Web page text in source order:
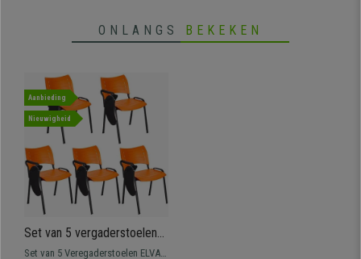
ONLANGS BEKEKEN
Aanbieding
Nieuwigheid
Set van 5 vergaderstoelen
ELVA met Klaptafeltje,
Set van 5 Veregaderstoelen ELVA